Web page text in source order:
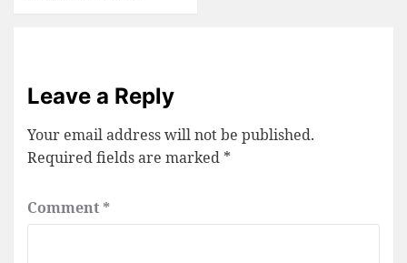
Leave a Reply
Your email address will not be published.
Required fields are marked *
Comment *